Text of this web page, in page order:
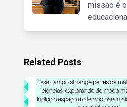
missão é
Related Posts